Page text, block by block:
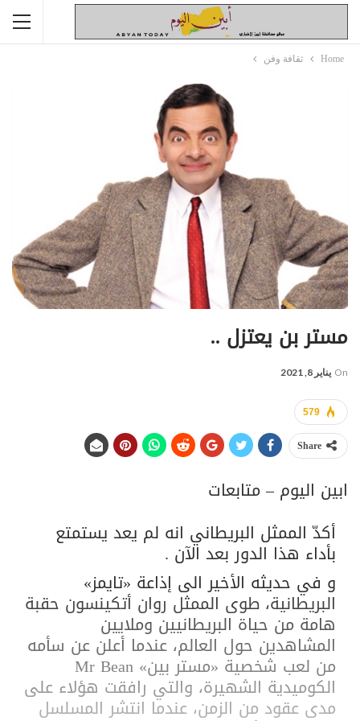
Home ثقافة وفن
مستر بن يعتزل ..
On يناير 8, 2021
579
Share
ابين اليوم – متابعات
أكدّ الممثل البريطاني انه لم يعد يستمتع
بأداء هذا الدور بعد الآن .
و في حديثه الأخير الى إذاعة «تايمز»
البريطانية، طوى الممثل روان أتكينسون حقبة
هامة من حياة البريطانيين وملايين
المشاهدين حول العالم، عندما أعلن عن سأمه
من لعب شخصية «مستر بين» Mr Bean
الكوميدية الشهيرة، والتي رافقت هؤلاء على
مدى عقود من الزمن، عندما انتشر المسلسل